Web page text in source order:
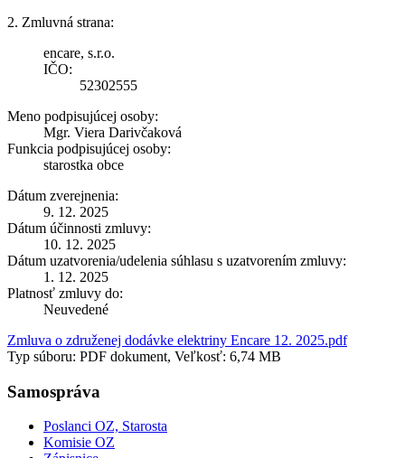
2. Zmluvná strana:
encare, s.r.o.
IČO:
52302555
Meno podpisujúcej osoby:
Mgr. Viera Darivčaková
Funkcia podpisujúcej osoby:
starostka obce
Dátum zverejnenia:
9. 12. 2025
Dátum účinnosti zmluvy:
10. 12. 2025
Dátum uzatvorenia/udelenia súhlasu s uzatvorením zmluvy:
1. 12. 2025
Platnosť zmluvy do:
Neuvedené
Zmluva o združenej dodávke elektriny Encare 12. 2025.pdf
Typ súboru: PDF dokument, Veľkosť: 6,74 MB
Samospráva
Poslanci OZ, Starosta
Komisie OZ